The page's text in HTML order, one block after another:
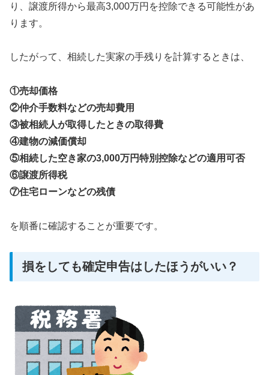
り、譲渡所得から最高3,000万円を控除できる可能性があ
ります。
したがって、相続した実家の手残りを計算するときは、
①売却価格
②仲介手数料などの売却費用
③被相続人が取得したときの取得費
④建物の減価償却
⑤相続した空き家の3,000万円特別控除などの適用可否
⑥譲渡所得税
⑦住宅ローンなどの残債
を順番に確認することが重要です。
損をしても確定申告はしたほうがいい？